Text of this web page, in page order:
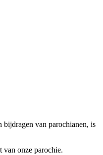
bijdragen van parochianen, is
van onze parochie.